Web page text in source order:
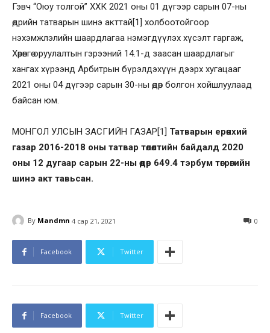
Гэвч “Оюу толгой” ХХК 2021 оны 01 дүгээр сарын 07-ны
өдрийн татварын шинэ акттай[1] холбоотойгоор
нэхэмжлэлийн шаардлагаа нэмэгдүүлэх хүсэлт гаргаж,
Хөрөнгө оруулалтын гэрээний 14.1-д заасан шаардлагыг
хангах хүрээнд Арбитрын бүрэлдэхүүн дээрх хугацааг
2021 оны 04 дүгээр сарын 30-ны өдөр болгон хойшлуулаад
байсан юм.
МОНГОЛ УЛСЫН ЗАСГИЙН ГАЗАР[1] Татварын ерөнхий
газар 2016-2018 оны татвар төлөлтийн байдалд 2020
оны 12 дугаар сарын 22-ны өдөр 649.4 тэрбум төгрөгийн
шинэ акт тавьсан.
By Mandmn 4 сар 21, 2021 0
Facebook Twitter
Facebook Twitter